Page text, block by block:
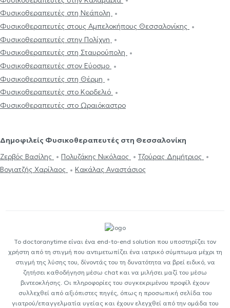
Φυσικοθεραπευτές στη Νεάπολη
Φυσικοθεραπευτές στους Αμπελοκήπους Θεσσαλονίκης
Φυσικοθεραπευτές στην Πολίχνη
Φυσικοθεραπευτές στη Σταυρούπολη
Φυσικοθεραπευτές στον Εύοσμο
Φυσικοθεραπευτές στη Θέρμη
Φυσικοθεραπευτές στο Κορδελιό
Φυσικοθεραπευτές στο Ωραιόκαστρο
Δημοφιλείς Φυσικοθεραπευτές στη Θεσσαλονίκη
Ζερβός Βασίλης
Πολυζάκης Νικόλαος
Τζούρας Δημήτριος
Βογιατζής Χαρίλαος
Κακάλας Αναστάσιος
Το doctoranytime είναι ένα end-to-end solution που υποστηρίζει τον
χρήστη από τη στιγμή που αντιμετωπίζει ένα ιατρικό σύμπτωμα μέχρι τη
στιγμή της λύσης του, δίνοντάς του τη δυνατότητα να βρεί ειδικό, να
ζητήσει καθοδήγηση μέσω chat και να μιλήσει μαζί του μέσω
βιντεοκλήσης. Οι πληροφορίες του συγκεκριμένου προφίλ έχουν
συλλεχθεί από αξιόπιστες πηγές, όπως η προσωπική σελίδα του
γιατρού/επαγγελματία υγείας και έχουν ελεγχθεί από την ομάδα του